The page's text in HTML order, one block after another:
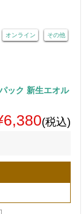
オンライン その他
ック 新生エオル
(税込)